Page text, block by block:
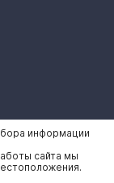
информации
сайта мы